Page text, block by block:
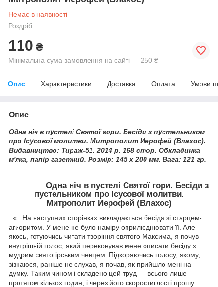
Немає в наявності
Роздріб
110 ₴
Мінімальна сума замовлення на сайті — 250 ₴
Опис Характеристики Доставка Оплата Умови
Опис
Одна ніч в пустелі Святої гори. Бесіди з пустельником
про Ісусової молитви. Митрополит Иерофей (Влахос).
Видавництво: Тираж-51, 2014 р. 168 стор. Обкладинка
м'яка, папір газетний. Розмір: 145 х 200 мм. Вага: 121 гр.
Одна ніч в пустелі Святої гори. Бесіди з
пустельником про Ісусової молитви.
Митрополит Иерофей (Влахос)
«...На наступних сторінках викладається бесіда зі старцем-
агиоритом. У мене не було наміру оприлюднювати її. Але
якось, готуючись читати творіння святого Максима, я почув
внутрішній голос, який переконував мене описати бесіду з
мудрим святогірським ченцем. Підкоряючись голосу, якому,
зізнаюся, раніше не слухав, я почав, як прийшло мені на
думку. Таким чином і складено цей труд — всього лише
протягом кількох годин, і через його скоростиглості прошу